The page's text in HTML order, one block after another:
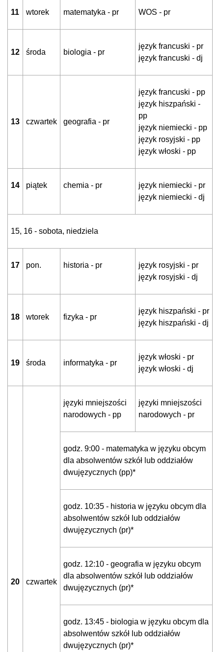
11 wtorek matematyka - pr WOS - pr
12 środa biologia - pr
język francuski - pr
język francuski - dj
13 czwartek geografia - pr
język francuski - pp
język hiszpański -
pp
język niemiecki - pp
język rosyjski - pp
język włoski - pp
14 piątek chemia - pr
język niemiecki - pr
język niemiecki - dj
15, 16 - sobota, niedziela
17 pon. historia - pr
język rosyjski - pr
język rosyjski - dj
18 wtorek fizyka - pr
język hiszpański - pr
język hiszpański - dj
19 środa informatyka - pr
język włoski - pr
język włoski - dj
20 czwartek
języki mniejszości
narodowych - pp
języki mniejszości
narodowych - pr
godz. 9:00 - matematyka w języku obcym
dla absolwentów szkół lub oddziałów
dwujęzycznych (pp)*
godz. 10:35 - historia w języku obcym dla
absolwentów szkół lub oddziałów
dwujęzycznych (pr)*
godz. 12:10 - geografia w języku obcym
dla absolwentów szkół lub oddziałów
dwujęzycznych (pr)*
godz. 13:45 - biologia w języku obcym dla
absolwentów szkół lub oddziałów
dwujęzycznych (pr)*